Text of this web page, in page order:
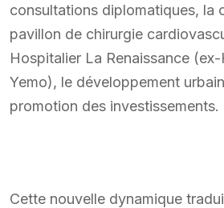
consultations diplomatiques, la
pavillon de chirurgie
Hospitalier La Renaissance
Yemo), le développement
promotion des investissements.
Cette nouvelle dynamique